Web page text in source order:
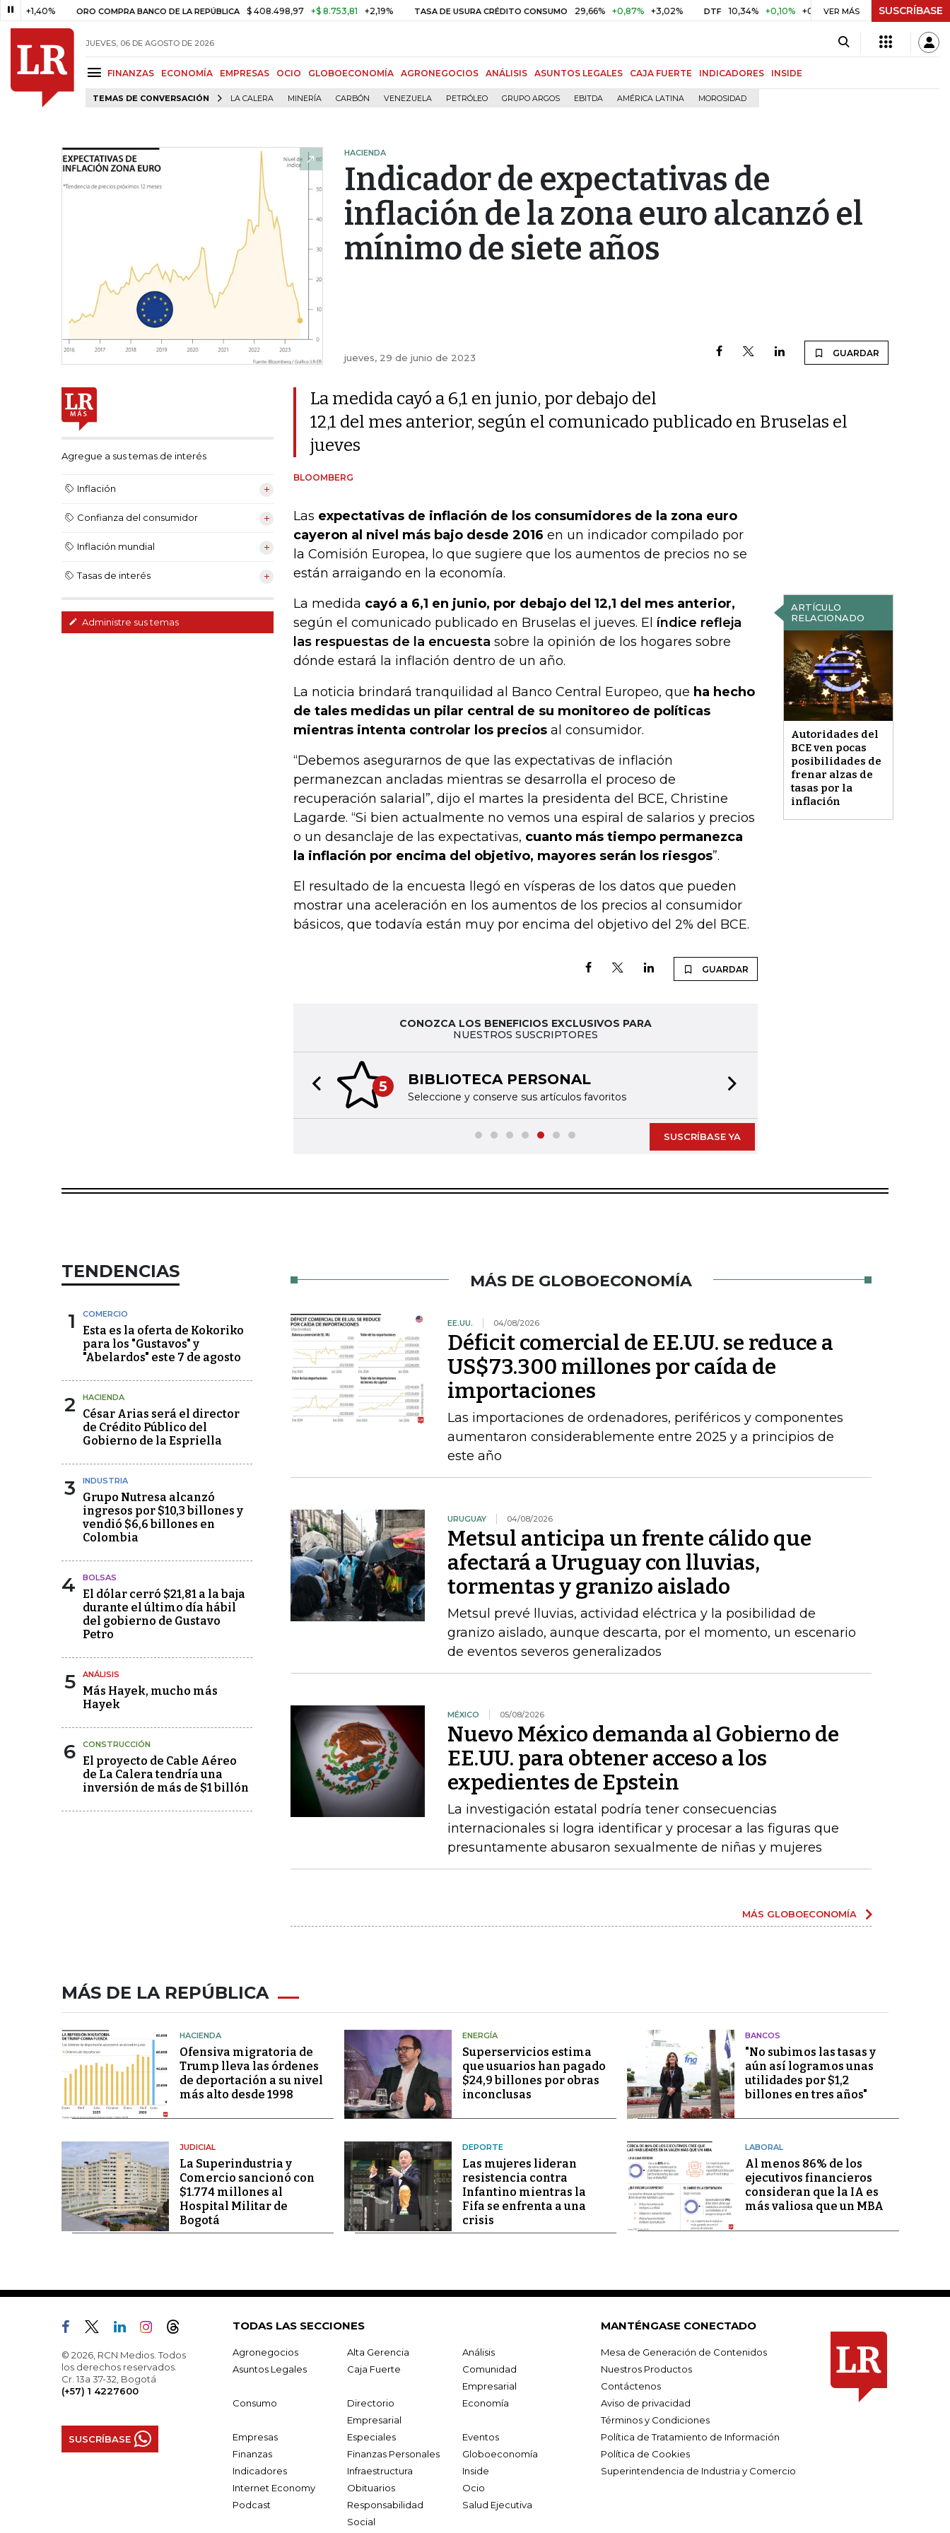
ORO COMPRA BANCO DE LA REPÚBLICA $ 408.498,97 +$ 8.753,81 +2,19% TASA DE USURA CRÉDITO CONSUMO 29,66% +0,87% +3,02% DTF 10,34% +0,10% +0,98% UVR $ 416,86 +$ 0,05
VER MÁS SUSCRÍBASE
JUEVES, 06 DE AGOSTO DE 2026
FINANZAS ECONOMÍA EMPRESAS OCIO GLOBOECONOMÍA AGRONEGOCIOS ANÁLISIS ASUNTOS LEGALES CAJA FUERTE INDICADORES INSIDE
TEMAS DE CONVERSACIÓN LA CALERA MINERÍA CARBÓN VENEZUELA PETRÓLEO GRUPO ARGOS EBITDA AMÉRICA LATINA MOROSIDAD
HACIENDA
Indicador de expectativas de
inflación de la zona euro alcanzó el
mínimo de siete años
jueves, 29 de junio de 2023 GUARDAR
Agregue a sus temas de interés
Inflación
Confianza del consumidor
Inflación mundial
Tasas de interés
Administre sus temas
La medida cayó a 6,1 en junio, por debajo del
12,1 del mes anterior, según el comunicado publicado en Bruselas el
jueves
BLOOMBERG
Las expectativas de inflación de los consumidores de la zona euro
cayeron al nivel más bajo desde 2016 en un indicador compilado por
la Comisión Europea, lo que sugiere que los aumentos de precios no se
están arraigando en la economía.
ARTÍCULO
RELACIONADO
Autoridades del
BCE ven pocas
posibilidades de
frenar alzas de
tasas por la
inflación
La medida cayó a 6,1 en junio, por debajo del 12,1 del mes anterior,
según el comunicado publicado en Bruselas el jueves. El índice refleja
las respuestas de la encuesta sobre la opinión de los hogares sobre
dónde estará la inflación dentro de un año.
La noticia brindará tranquilidad al Banco Central Europeo, que ha hecho
de tales medidas un pilar central de su monitoreo de políticas
mientras intenta controlar los precios al consumidor.
“Debemos asegurarnos de que las expectativas de inflación
permanezcan ancladas mientras se desarrolla el proceso de
recuperación salarial”, dijo el martes la presidenta del BCE, Christine
Lagarde. “Si bien actualmente no vemos una espiral de salarios y precios
o un desanclaje de las expectativas, cuanto más tiempo permanezca
la inflación por encima del objetivo, mayores serán los riesgos”.
El resultado de la encuesta llegó en vísperas de los datos que pueden
mostrar una aceleración en los aumentos de los precios al consumidor
básicos, que todavía están muy por encima del objetivo del 2% del BCE.
GUARDAR
CONOZCA LOS BENEFICIOS EXCLUSIVOS PARA
NUESTROS SUSCRIPTORES
5 BIBLIOTECA PERSONAL
Seleccione y conserve sus artículos favoritos
Previous slide
SUSCRÍBASE YA
TENDENCIAS
1 COMERCIO
Esta es la oferta de Kokoriko
para los "Gustavos" y
"Abelardos" este 7 de agosto
2 HACIENDA
César Arias será el director
de Crédito Público del
Gobierno de la Espriella
3 INDUSTRIA
Grupo Nutresa alcanzó
ingresos por $10,3 billones y
vendió $6,6 billones en
Colombia
4 BOLSAS
El dólar cerró $21,81 a la baja
durante el último día hábil
del gobierno de Gustavo
Petro
5 ANÁLISIS
Más Hayek, mucho más
Hayek
6 CONSTRUCCIÓN
El proyecto de Cable Aéreo
de La Calera tendría una
inversión de más de $1 billón
MÁS DE GLOBOECONOMÍA
EE.UU. 04/08/2026
Déficit comercial de EE.UU. se reduce a
US$73.300 millones por caída de
importaciones
Las importaciones de ordenadores, periféricos y componentes
aumentaron considerablemente entre 2025 y a principios de
este año
URUGUAY 04/08/2026
Metsul anticipa un frente cálido que
afectará a Uruguay con lluvias,
tormentas y granizo aislado
Metsul prevé lluvias, actividad eléctrica y la posibilidad de
granizo aislado, aunque descarta, por el momento, un escenario
de eventos severos generalizados
MÉXICO 05/08/2026
Nuevo México demanda al Gobierno de
EE.UU. para obtener acceso a los
expedientes de Epstein
La investigación estatal podría tener consecuencias
internacionales si logra identificar y procesar a las figuras que
presuntamente abusaron sexualmente de niñas y mujeres
MÁS GLOBOECONOMÍA
MÁS DE LA REPÚBLICA
HACIENDA
Ofensiva migratoria de
Trump lleva las órdenes
de deportación a su nivel
más alto desde 1998
ENERGÍA
Superservicios estima
que usuarios han pagado
$24,9 billones por obras
inconclusas
BANCOS
"No subimos las tasas y
aún así logramos unas
utilidades por $1,2
billones en tres años"
JUDICIAL
La Superindustria y
Comercio sancionó con
$1.774 millones al
Hospital Militar de
Bogotá
DEPORTE
Las mujeres lideran
resistencia contra
Infantino mientras la
Fifa se enfrenta a una
crisis
LABORAL
Al menos 86% de los
ejecutivos financieros
consideran que la IA es
más valiosa que un MBA
© 2026, RCN Medios. Todos
los derechos reservados.
Cr. 13a 37-32, Bogotá
(+57) 1 4227600
SUSCRÍBASE
TODAS LAS SECCIONES
Agronegocios Alta Gerencia
Análisis
Asuntos Legales
Caja Fuerte
Comunidad
Empresarial
Consumo
Directorio
Empresarial
Economía
Empresas Especiales
Eventos
Finanzas
Finanzas Personales
Globoeconomía
Indicadores
Infraestructura
Inside
Internet Economy
Obituarios
Ocio
Podcast
Responsabilidad
Social
Salud Ejecutiva
MANTÉNGASE CONECTADO
Mesa de Generación de Contenidos
Nuestros Productos
Contáctenos
Aviso de privacidad
Términos y Condiciones
Política de Tratamiento de Información
Política de Cookies
Superintendencia de Industria y Comercio